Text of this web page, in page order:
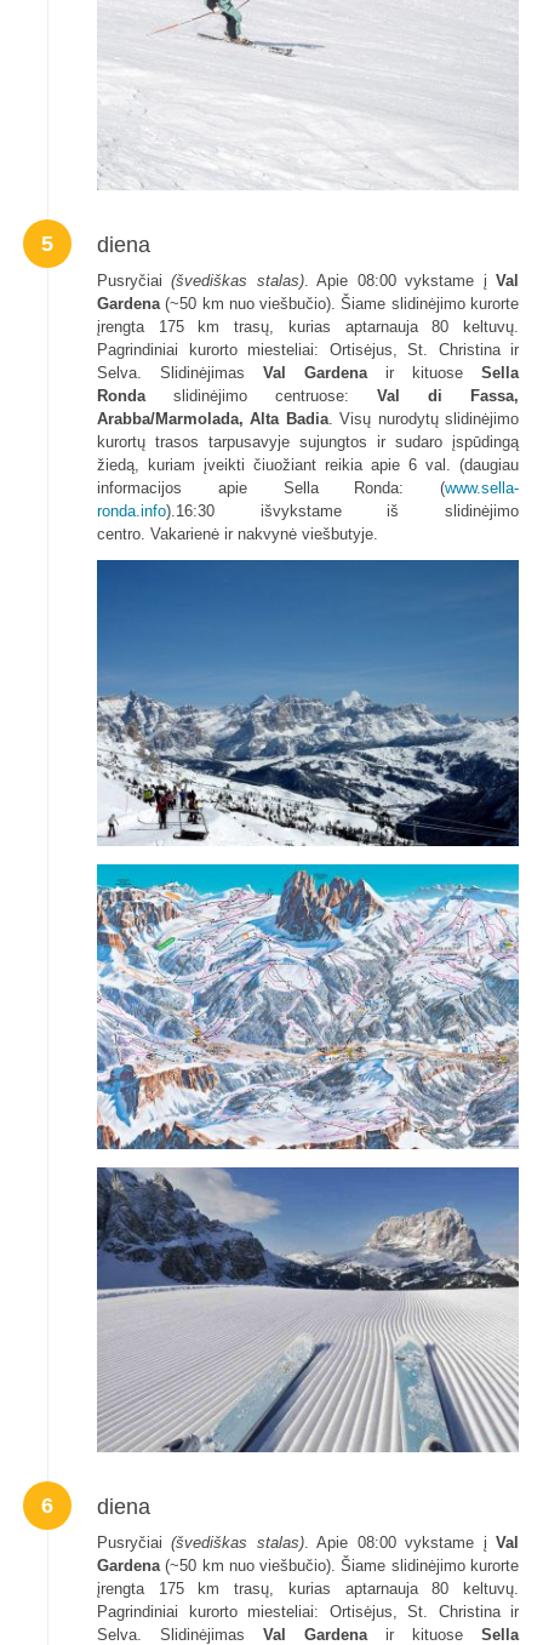
5 diena
Pusryčiai(švediškas stalas). Apie 08:00 vykstame įVal
Gardena(~50 km nuo viešbučio). Šiame slidinėjimo kurorte
įrengta 175 km trasų, kurias aptarnauja 80 keltuvų.
Pagrindiniai kurorto miesteliai: Ortisėjus, St. Christina ir
Selva. Slidinėjimas Val Gardenair kituose Sella
Rondaslidinėjimo centruose: Val di Fassa,
Arabba/Marmolada, Alta Badia. Visų nurodytų slidinėjimo
kurortų trasos tarpusavyje sujungtos ir sudaro įspūdingą
žiedą, kuriam įveikti čiuožiant reikia apie 6 val. (daugiau
informacijos apie Sella Ronda: (www.sella-
ronda.info).16:30 išvykstame iš slidinėjimo
centro. Vakarienė ir nakvynė viešbutyje.
6 diena
Pusryčiai(švediškas stalas). Apie 08:00 vykstame įVal
Gardena(~50 km nuo viešbučio). Šiame slidinėjimo kurorte
įrengta 175 km trasų, kurias aptarnauja 80 keltuvų.
Pagrindiniai kurorto miesteliai: Ortisėjus, St. Christina ir
Selva. Slidinėjimas Val Gardena ir kituose Sella